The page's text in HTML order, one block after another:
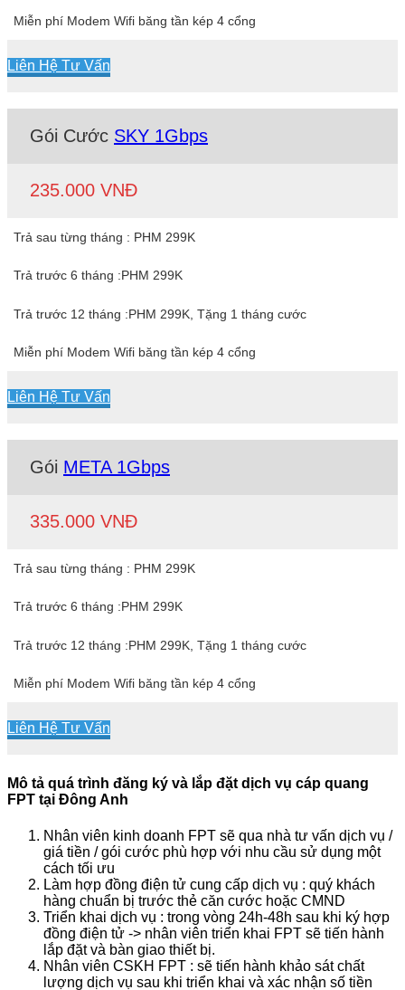
Miễn phí Modem Wifi băng tần kép 4 cổng
Liên Hệ Tư Vấn
Gói Cước SKY 1Gbps
235.000 VNĐ
Trả sau từng tháng : PHM 299K
Trả trước 6 tháng :PHM 299K
Trả trước 12 tháng :PHM 299K, Tặng 1 tháng cước
Miễn phí Modem Wifi băng tần kép 4 cổng
Liên Hệ Tư Vấn
Gói META 1Gbps
335.000 VNĐ
Trả sau từng tháng : PHM 299K
Trả trước 6 tháng :PHM 299K
Trả trước 12 tháng :PHM 299K, Tặng 1 tháng cước
Miễn phí Modem Wifi băng tần kép 4 cổng
Liên Hệ Tư Vấn
Mô tả quá trình đăng ký và lắp đặt dịch vụ cáp quang
FPT tại Đông Anh
Nhân viên kinh doanh FPT sẽ qua nhà tư vấn dịch vụ /
giá tiền / gói cước phù hợp với nhu cầu sử dụng một
cách tối ưu
Làm hợp đồng điện tử cung cấp dịch vụ : quý khách
hàng chuẩn bị trước thẻ căn cước hoặc CMND
Triển khai dịch vụ : trong vòng 24h-48h sau khi ký hợp
đồng điện tử -> nhân viên triển khai FPT sẽ tiến hành
lắp đặt và bàn giao thiết bị.
Nhân viên CSKH FPT : sẽ tiến hành khảo sát chất
lượng dịch vụ sau khi triển khai và xác nhận số tiền